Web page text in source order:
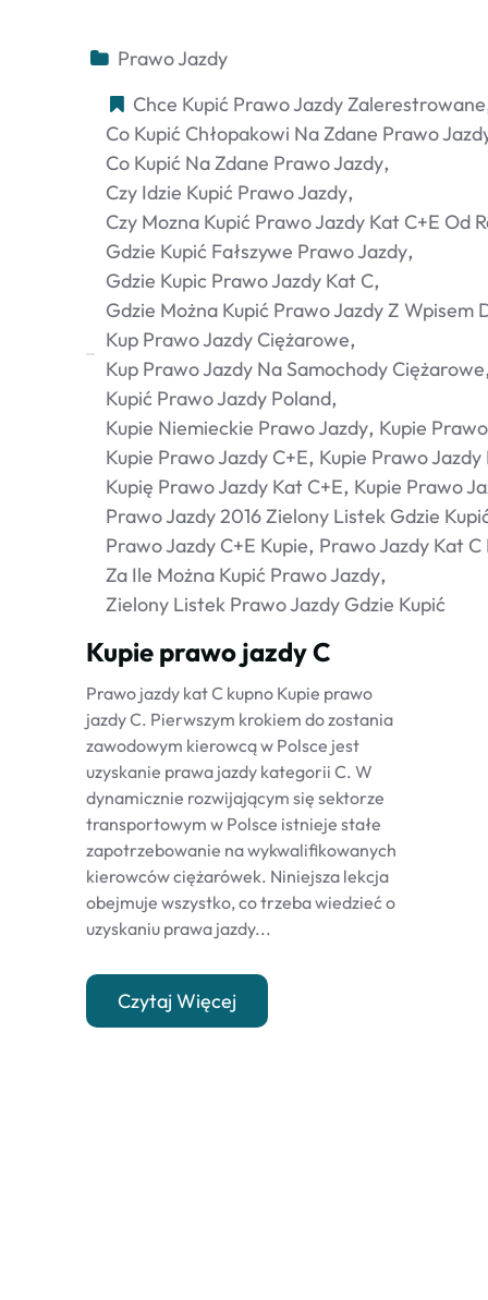
Prawo Jazdy
Chce Kupić Prawo Jazdy Zalerestrowane
Co Kupić Chłopakowi Na Zdane Prawo
Co Kupić Na Zdane Prawo Jazdy
Czy Idzie Kupić Prawo Jazdy
Czy Mozna Kupić Prawo Jazdy Kat C+e Od
Gdzie Kupić Fałszywe Prawo Jazdy
Gdzie Kupic Prawo Jazdy Kat C
Gdzie Można Kupić Prawo Jazdy Z Wpisem
Kup Prawo Jazdy Ciężarowe
Kup Prawo Jazdy Na Samochody Ciężarowe
Kupić Prawo Jazdy Poland
Kupie Niemieckie Prawo Jazdy Kupie
Kupie Prawo Jazdy C+e Kupie Prawo Jazdy
Kupię Prawo Jazdy Kat C+e Kupie Prawo
Prawo Jazdy 2016 Zielony Listek Gdzie
Prawo Jazdy C+e Kupie Prawo Jazdy Kat C
Za Ile Można Kupić Prawo Jazdy
Zielony Listek Prawo Jazdy Gdzie Kupić
Kupie prawo jazdy C
Prawo jazdy kat C kupno Kupie prawo
jazdy C. Pierwszym krokiem do zostania
zawodowym kierowcą w Polsce jest
uzyskanie prawa jazdy kategorii C. W
dynamicznie rozwijającym się sektorze
transportowym w Polsce istnieje stałe
zapotrzebowanie na wykwalifikowanych
kierowców ciężarówek. Niniejsza lekcja
obejmuje wszystko, co trzeba wiedzieć o
uzyskaniu prawa jazdy...
Czytaj Więcej